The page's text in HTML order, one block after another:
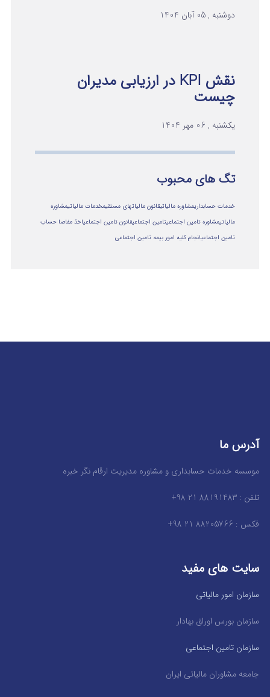
دوشنبه , 05 آبان 1404
نقش KPI در ارزیابی مدیران
چیست
یکشنبه , 06 مهر 1404
تگ های محبوب
خدمات حسابداریمشاوره مالیاتیقانون مالیاتهای مستقیمخدمات مالیاتیمشاوره
مالياتيمشاوره تامین اجتماعیتامین اجتماعیقانون تامین اجتماعیاخذ مفاصا حساب
تامین اجتماعیانجام کلیه امور بیمه تامین اجتماعی
آدرس ما
موسسه خدمات حسابداری و مشاوره مدیریت ارقام نگر خبره
تلفن : 88191483 21 98+
فکس : 88205766 21 98+
سایت های مفید
سازمان امور مالیاتی
سازمان بورس اوراق بهادار
سازمان تامین اجتماعی
جامعه مشاوران مالیاتی ایران